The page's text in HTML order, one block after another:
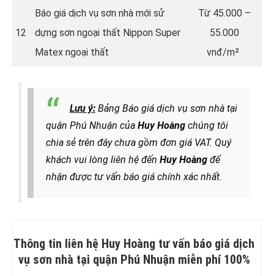
12
Báo giá dịch vụ sơn nhà mới sử
dựng sơn ngoại thất Nippon Super
Matex ngoại thất
Từ 45.000 –
55.000
vnđ/m²
Lưu ý: Bảng Báo giá dịch vụ sơn nhà tại
quận Phú Nhuận của Huy Hoàng chúng tôi
chia sẻ trên đây chưa gồm đơn giá VAT. Quý
khách vui lòng liên hệ đến Huy Hoàng để
nhận được tư vấn báo giá chính xác nhất.
Thông tin liên hệ Huy Hoàng tư vấn báo giá dịch
vụ sơn nhà tại quận Phú Nhuận miễn phí 100%